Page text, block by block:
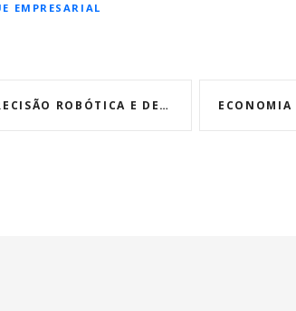
EMPRESARIAL
E DESIGN SOB MEDIDA QUE CRUZAM FRONTEIRAS